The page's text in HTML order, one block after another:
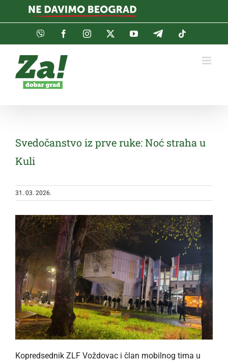
Viber FacebookInstagramTwitterYouTubeTelegram
Svedočanstvo iz prve ruke: Noć straha u
Kuli
31. 03. 2026.
Kopredsednik ZLF Voždovac i član mobilnog tima u